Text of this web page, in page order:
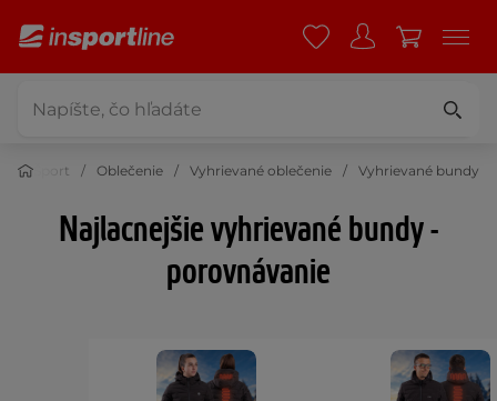
Šport Oblečenie Vyhrievané oblečenie Vyhrievané bundy
Najlacnejšie vyhrievané bundy -
porovnávanie